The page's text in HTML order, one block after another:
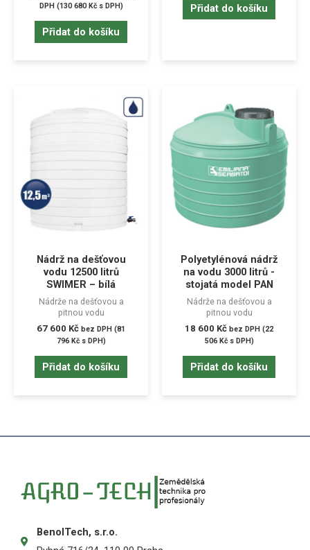
DPH (130 680Kčs DPH)
Přidat do košíku
Přidat do košíku
Nádrž na dešťovou
vodu 12500 litrů
SWIMER – bílá
Nádrže na dešťovou a
pitnou vodu
67 600 Kč bez DPH (81
796 Kčs DPH)
Přidat do košíku
Polyetylénová nádrž
na vodu 3000 litrů -
stojatá model PAN
Nádrže na dešťovou a
pitnou vodu
18 600 Kč bez DPH (22
506 Kčs DPH)
Přidat do košíku
BenolTech, s.r.o.